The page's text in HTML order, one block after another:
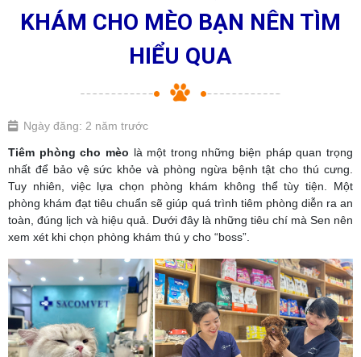
KHÁM CHO MÈO BẠN NÊN TÌM
HIỂU QUA
Ngày đăng: 2 năm trước
Tiêm phòng cho mèo là một trong những biện pháp quan trọng
nhất để bảo vệ sức khỏe và phòng ngừa bệnh tật cho thú cưng.
Tuy nhiên, việc lựa chọn phòng khám không thể tùy tiện. Một
phòng khám đạt tiêu chuẩn sẽ giúp quá trình tiêm phòng diễn ra an
toàn, đúng lịch và hiệu quả. Dưới đây là những tiêu chí mà Sen nên
xem xét khi chọn phòng khám thú y cho “boss”.